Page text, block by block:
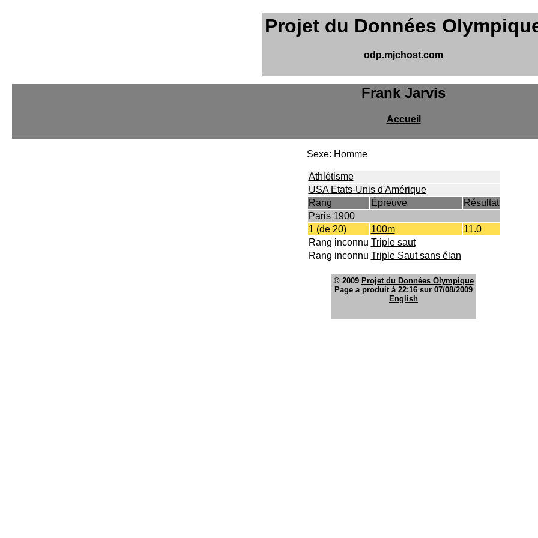
Projet du Données
odp.mjchost.com
Frank Jarvis
Accueil
Sexe: Homme
Athlétisme
USA Etats-Unis d'Amérique
Rang
Épreuve
Résultat
Paris 1900
1 (de 20)
100m
11.0
Rang inconnu Triple saut
Rang inconnu Triple Saut sans élan
© 2009 Projet du Données Olympique
Page a produit à 22:16 sur 07/08/2009
English